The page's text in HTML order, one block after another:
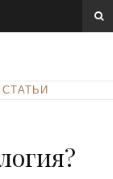
СТАТЬИ